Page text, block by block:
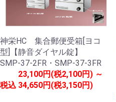
神栄HC 集合郵便受箱[ヨコ
型]【静音ダイヤル錠】
SMP-37-2FR・SMP-37-3FR
税込
23,100円(税2,100円) ～
34,650円(税3,150円)